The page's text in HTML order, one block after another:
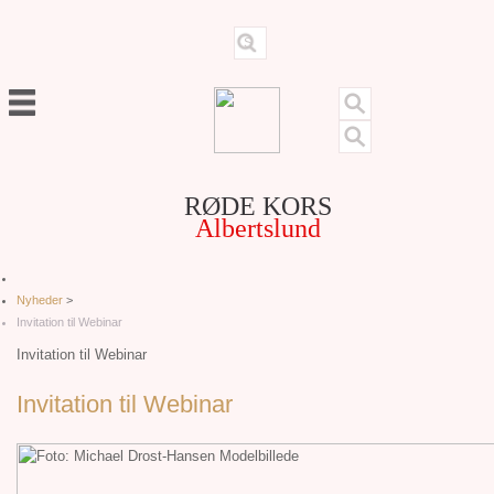
RØDE KORS
Albertslund
Nyheder >
Invitation til Webinar
Invitation til Webinar
Invitation til Webinar